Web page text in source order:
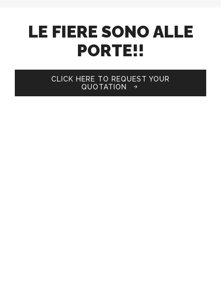
LE FIERE SONO ALLE
PORTE!!
CLICK HERE TO REQUEST YOUR
QUOTATION